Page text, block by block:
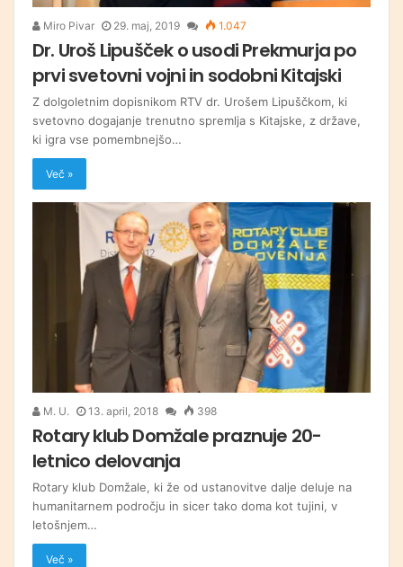
Miro Pivar 29. maj, 2019 1.047
Dr. Uroš Lipušček o usodi Prekmurja po
prvi svetovni vojni in sodobni Kitajski
Z dolgoletnim dopisnikom RTV dr. Urošem Lipuščkom, ki
svetovno dogajanje trenutno spremlja s Kitajske, z države,
ki igra vse pomembnejšo…
Več »
M. U. 13. april, 2018 398
Rotary klub Domžale praznuje 20-
letnico delovanja
Rotary klub Domžale, ki že od ustanovitve dalje deluje na
humanitarnem področju in sicer tako doma kot tujini, v
letošnjem…
Več »